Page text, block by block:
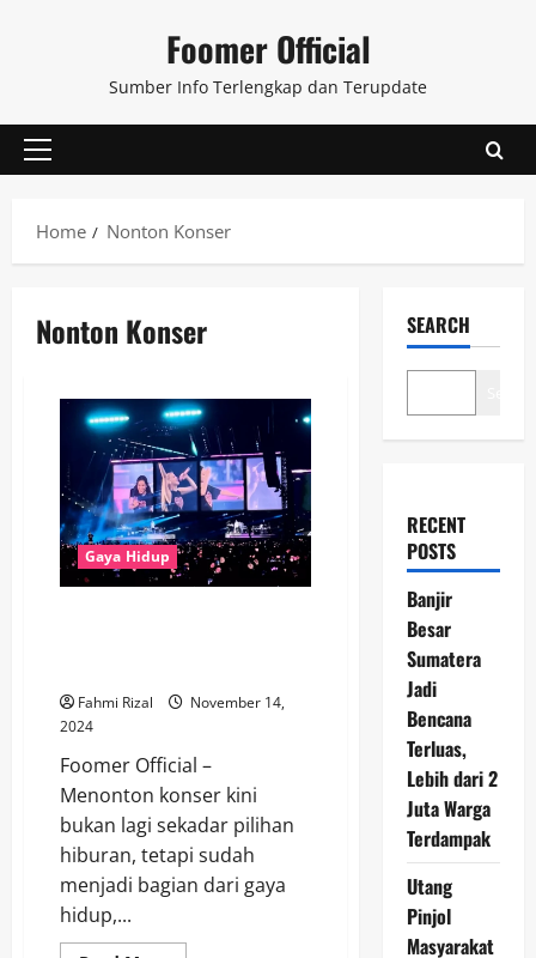
Foomer Official
Sumber Info Terlengkap dan Terupdate
Primary
Home
Nonton Konser
Nonton Konser
Gaya Hidup
Fahmi Rizal
November 14,
2024
Foomer Official –
Menonton konser kini
bukan lagi sekadar pilihan
hiburan, tetapi sudah
menjadi bagian dari gaya
hidup,...
SEARCH
RECENT
POSTS
Banjir
Besar
Sumatera
Jadi
Bencana
Terluas,
Lebih dari 2
Juta Warga
Terdampak
Utang
Pinjol
Masyarakat